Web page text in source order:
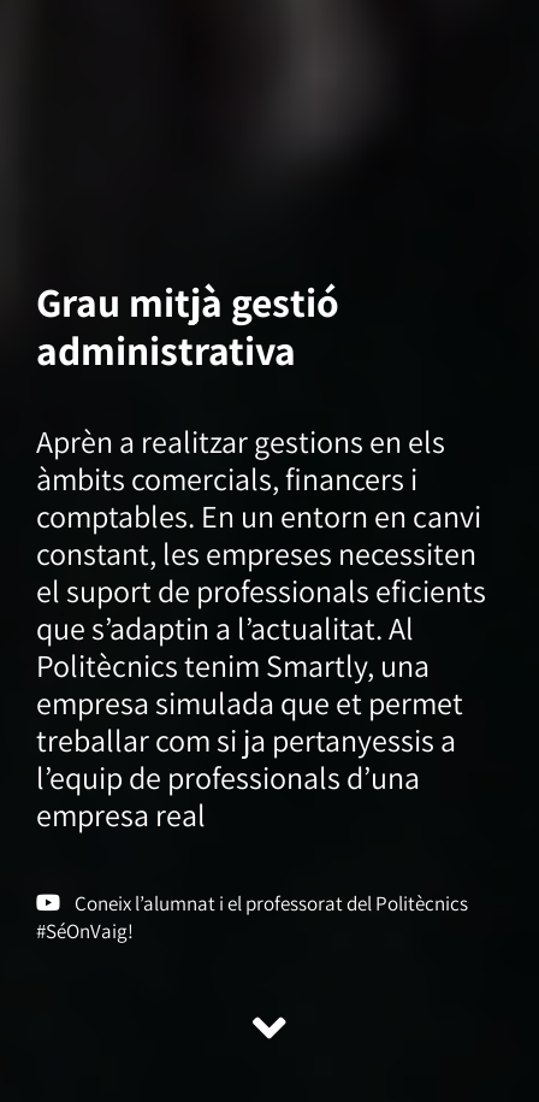
Grau mitjà gestió
administrativa
Aprèn a realitzar gestions en els
àmbits comercials, financers i
comptables. En un entorn en canvi
constant, les empreses necessiten
el suport de professionals eficients
que s’adaptin a l’actualitat. Al
Politècnics tenim Smartly, una
empresa simulada que et permet
treballar com si ja pertanyessis a
l’equip de professionals d’una
empresa real
Coneix l’alumnat i el professorat del Politècnics
#SéOnVaig!